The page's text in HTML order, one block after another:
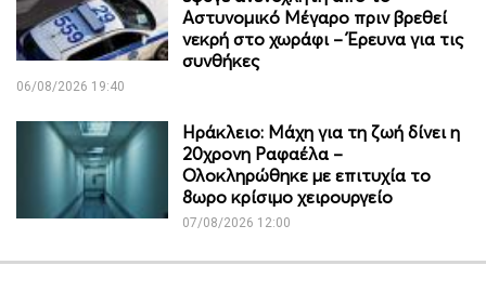
Αστυνομικό Μέγαρο πριν βρεθεί
νεκρή στο χωράφι – Έρευνα για τις
συνθήκες
06/08/2026 19:40
Ηράκλειο: Μάχη για τη ζωή δίνει η
20χρονη Ραφαέλα –
Ολοκληρώθηκε με επιτυχία το
8ωρο κρίσιμο χειρουργείο
07/08/2026 12:00